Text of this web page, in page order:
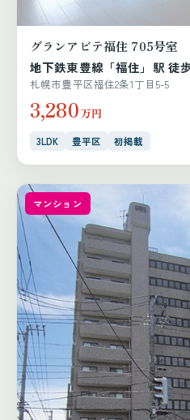
グランアビテ福住 705号室
地下鉄東豊線「福住」駅 徒
札幌市豊平区福住2条1丁目5-5
3,280万円
3LDK 豊平区 初掲載
マンション